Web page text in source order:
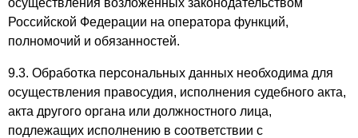
осуществления возложенных законодательством
Российской Федерации на оператора функций,
полномочий и обязанностей.
9.3. Обработка персональных данных необходима для
осуществления правосудия, исполнения судебного акта,
акта другого органа или должностного лица,
подлежащих исполнению в соответствии с